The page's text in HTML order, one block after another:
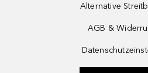
Alternative
AGB &